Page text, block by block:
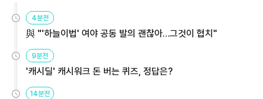
4분전
與 "'하늘이법' 여야 공동 발의 괜찮아…그것이 협치"
9분전
'캐시딜' 캐시워크 돈 버는 퀴즈, 정답은?
14분전